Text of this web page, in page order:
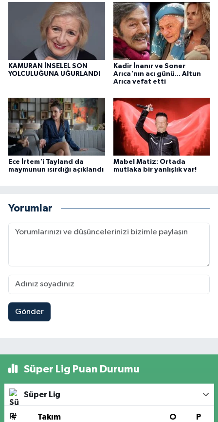
KAMURAN İNSELEL SON
YOLCULUĞUNA UĞURLANDI
Kadir İnanır ve Soner
Arıca'nın acı günü... Altun
Arıca vefat etti
Ece İrtem'i Tayland da
maymunun ısırdığı açıklandı
Mabel Matiz: Ortada
mutlaka bir yanlışlık var!
Yorumlar
Gönder
Süper Lig Puan Durumu
Süper Lig
# Takım O P